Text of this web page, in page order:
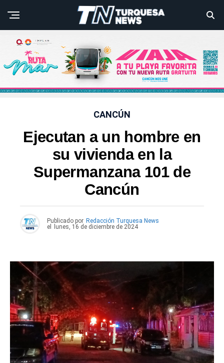
CANCÚN
Ejecutan a un hombre en
su vivienda en la
Supermanzana 101 de
Cancún
Publicado por Redacción Turquesa News
el
lunes, 16 de diciembre de 2024